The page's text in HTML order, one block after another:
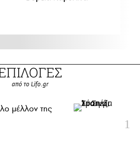
από το Lifo.gr
μέλλον της